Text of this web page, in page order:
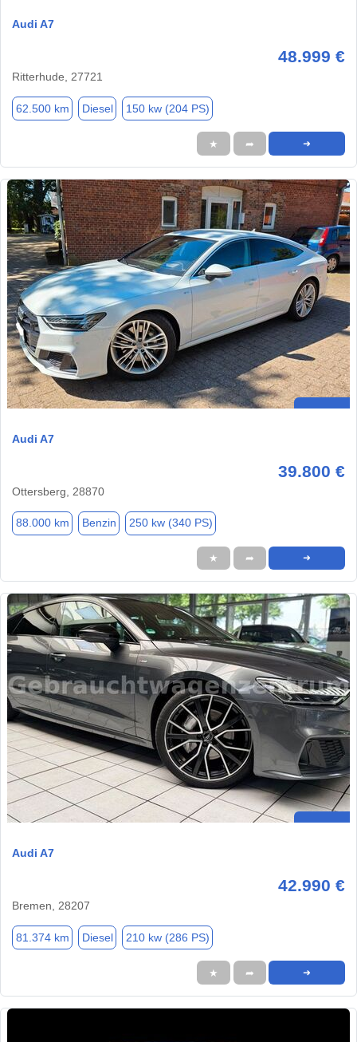
Audi A7
48.999 €
Ritterhude, 27721
62.500 km Diesel 150 kw (204 PS)
★ ➦ ➜
Audi A7
39.800 €
Ottersberg, 28870
88.000 km Benzin 250 kw (340 PS)
★ ➦ ➜
Audi A7
42.990 €
Bremen, 28207
81.374 km Diesel 210 kw (286 PS)
★ ➦ ➜